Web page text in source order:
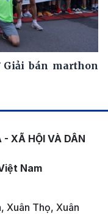
bán marthon
- XÃ HỘI VÀ DÂN
Nam
Xuân Thọ, Xuân